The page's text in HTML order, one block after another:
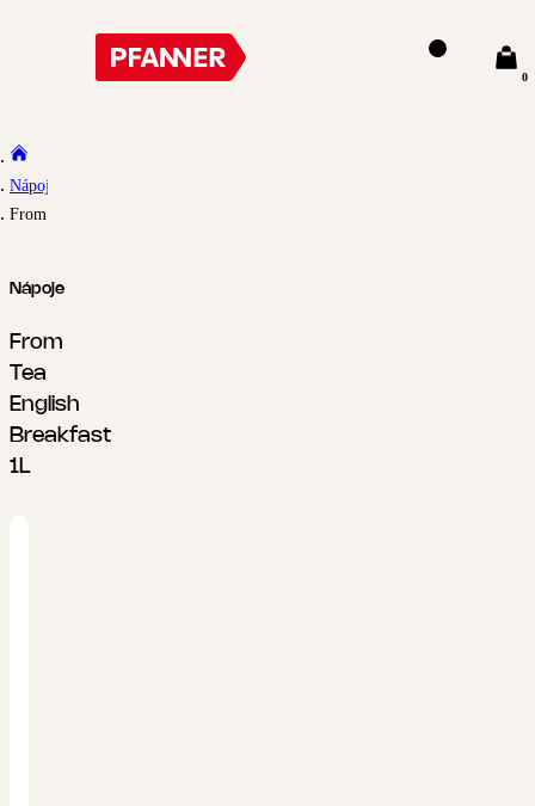
0
Nápoje
From Tea English Breakfast 1L
Nápoje
From
Tea
English
Breakfast
1L